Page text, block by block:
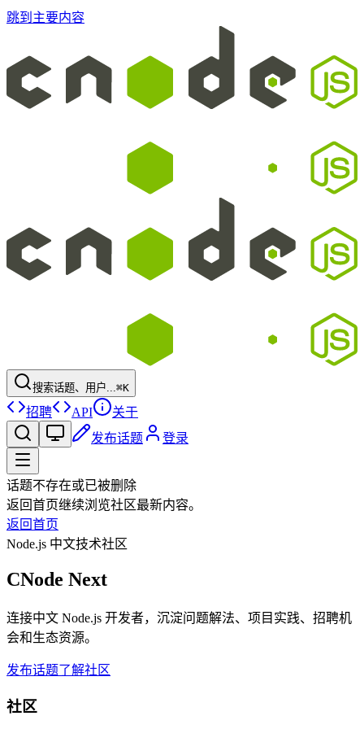
跳到主要内容
搜索话题、用户...⌘K
招聘 API
关于
发布话题
登录
话题不存在或已被删除
返回首页继续浏览社区最新内容。
返回首页
Node.js 中文技术社区
CNode Next
连接中文 Node.js 开发者，沉淀问题解法、项目实践、招聘机
会和生态资源。
发布话题了解社区
社区